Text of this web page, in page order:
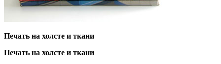
Печать на холсте и ткани
Печать на холсте и ткани